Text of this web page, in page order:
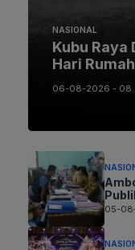
NASIONAL
Kubu Raya
Hari
06-08-2026 -
05-